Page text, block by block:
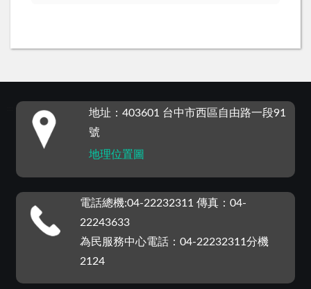
地址：403601 台中市西區自由路一段91
號
地理位置圖
電話總機:04-22232311 傳真：04-
22243633
為民服務中心電話：04-22232311分機
2124